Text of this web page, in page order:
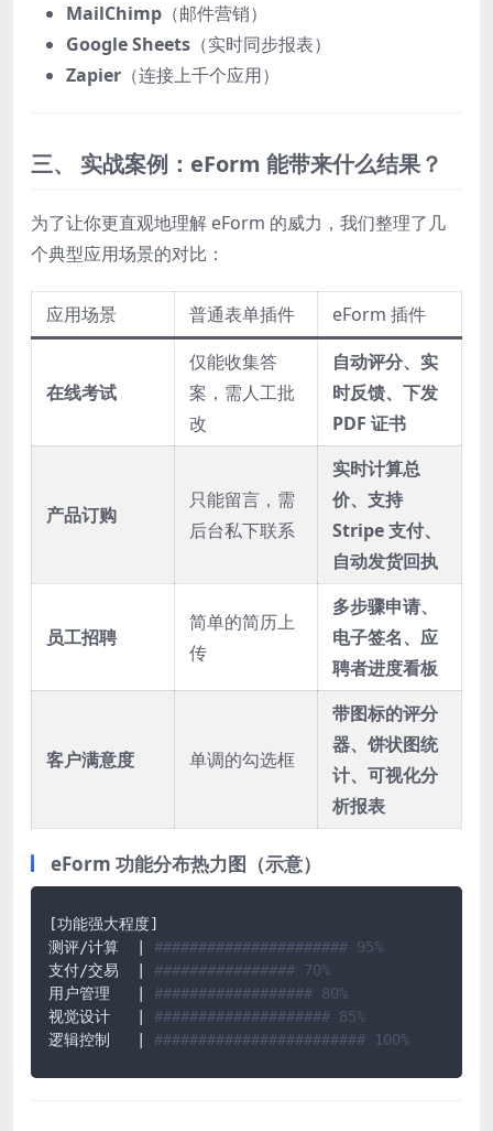
MailChimp （邮件营销）
Google Sheets （实时同步报表）
Zapier （连接上千个应用）
三、 实战案例：eForm 能带来什么结果？
为了让你更直观地理解 eForm 的威力，我们整理了几
个典型应用场景的对比：
应用场景 普通表单插件 eForm 插件
在线考试
仅能收集答
案，需人工批
改
自动评分、实
时反馈、下发
PDF 证书
产品订购
只能留言，需
后台私下联系
实时计算总
价、支持
Stripe 支付、
自动发货回执
员工招聘
简单的简历上
传
多步骤申请、
电子签名、应
聘者进度看板
客户满意度 单调的勾选框
带图标的评分
器、饼状图统
计、可视化分
析报表
eForm 功能分布热力图（示意）
[功能强大程度]
测评/计算  | ###################### 95%
支付/交易  | ################ 70%
用户管理   | ################## 80%
视觉设计   | #################### 85%
逻辑控制   | ######################## 100%